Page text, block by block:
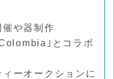
催や器制作
｣とコラボ
ーオークションに